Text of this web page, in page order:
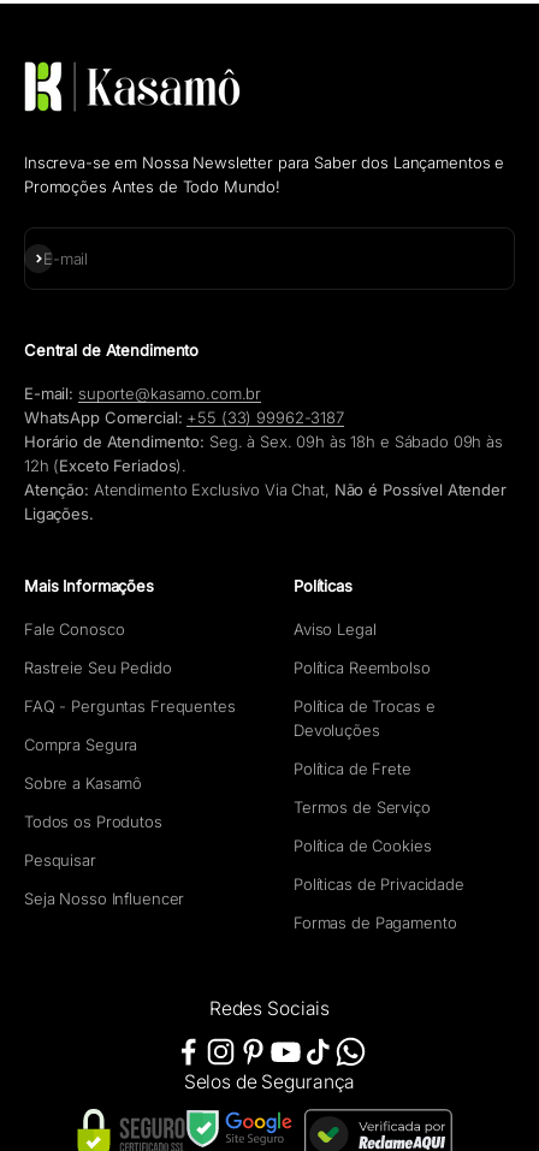
Inscreva-se em Nossa Newsletter para Saber dos Lançamentos e
Promoções Antes de Todo Mundo!
E-mail
Assinar
Central de Atendimento
E-mail: suporte@kasamo.com.br
WhatsApp Comercial: +55 (33) 99962-3187
Horário de Atendimento: Seg. à Sex. 09h às 18h e Sábado 09h às
12h (Exceto Feriados).
Atenção: Atendimento Exclusivo Via Chat, Não é Possível Atender
Ligações.
Mais Informações
Fale Conosco
Rastreie Seu Pedido
FAQ - Perguntas Frequentes
Compra Segura
Sobre a Kasamô
Todos os Produtos
Pesquisar
Seja Nosso Influencer
Políticas
Aviso Legal
Política Reembolso
Política de Trocas e
Devoluções
Política de Frete
Termos de Serviço
Política de Cookies
Políticas de Privacidade
Formas de Pagamento
Redes Sociais
Selos de Segurança